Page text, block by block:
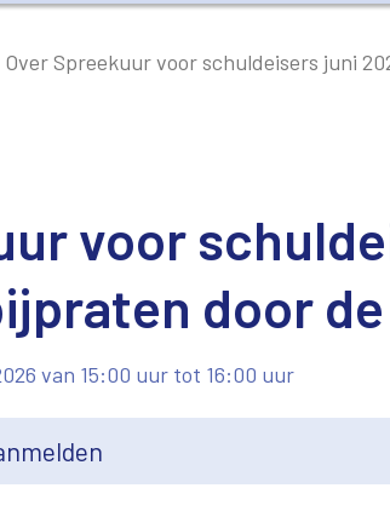
Over Spreekuur voor schuldeisers juni
voor
door de
van 15:00 uur tot 16:00 uur